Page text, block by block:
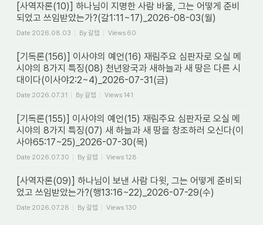
[사역자론(10)] 하나님이 지명한 사람 바울, 그는 어떻게 준비
되었고 쓰임받았는가?(갈1:11~17)_2026-08-03(월)
Date 2026.08.03 By갈렙 Views 60
[기독론(156)] 이사야의 예언(16) 재림주요 심판자로 오실 메
시야의 8가지 특징(08) 천년왕국과 새하늘과 새 땅은 다른 시
대이다(이사야2:2~4)_2026-07-31(금)
Date 2026.07.31 By갈렙 Views 141
[기독론(155)] 이사야의 예언(15) 재림주요 심판자로 오실 메
시야의 8가지 특징(07) 새 하늘과 새 땅을 창조하러 오신다(이
사야65:17~25)_2026-07-30(목)
Date 2026.07.30 By갈렙 Views 128
[사역자론(09)] 하나님이 보낸 사람 다윗, 그는 어떻게 준비되
었고 쓰임받았는가?(행13:16~22)_2026-07-29(수)
Date 2026.07.28 By갈렙 Views 130